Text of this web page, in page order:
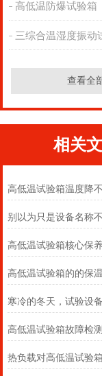
高低温防爆试验箱
三综合温湿度振动
查看全
相关
高低温试验箱核心保
高低温试验箱的的保
高低温试验箱故障检